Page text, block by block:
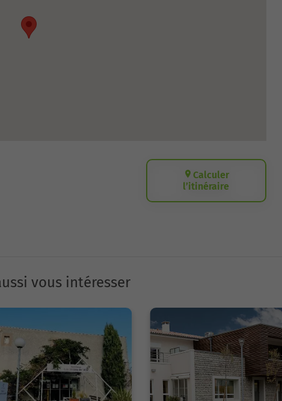
Calculer
l’itinéraire
vous intéresser